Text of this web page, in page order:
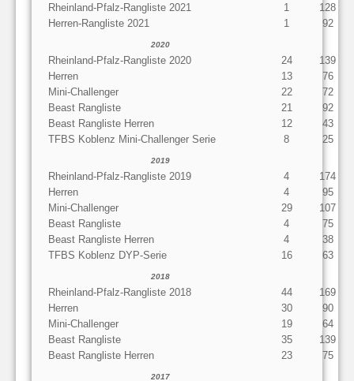
Rheinland-Pfalz-Rangliste 2021 1
128
Herren-Rangliste 2021
1 92
2020
Rheinland-Pfalz-Rangliste 2020 24
139
Herren
13
76
Mini-Challenger
22
72
Beast Rangliste
21
92
Beast Rangliste Herren
12
43
TFBS Koblenz Mini-Challenger Serie
8 25
2019
Rheinland-Pfalz-Rangliste 2019 4
174
Herren
4
95
Mini-Challenger
29
107
Beast Rangliste
4
75
Beast Rangliste Herren
4
38
TFBS Koblenz DYP-Serie
16 63
2018
Rheinland-Pfalz-Rangliste 2018 44
169
Herren
30
90
Mini-Challenger
19
64
Beast Rangliste
35
139
Beast Rangliste Herren
23 75
2017